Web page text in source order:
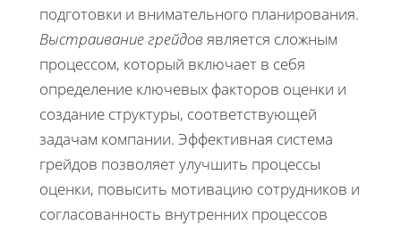
подготовки и внимательного планирования.
Выстраивание грейдов является сложным
процессом, который включает в себя
определение ключевых факторов оценки и
создание структуры, соответствующей
задачам компании. Эффективная система
грейдов позволяет улучшить процессы
оценки, повысить мотивацию сотрудников и
согласованность внутренних процессов